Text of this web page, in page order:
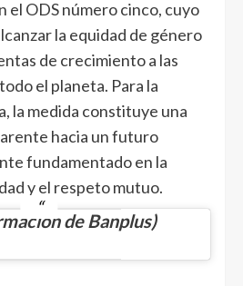
el ODS número cinco, cuyo
la equidad de género
de crecimiento a las
el planeta. Para la
la medida constituye una
hacia un futuro
fundamentado en la
y el respeto mutuo.
de Banplus)